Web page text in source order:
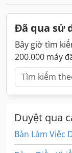
Đã qua sử
Bây giờ tìm
200.000 máy
Duyệt qua
Bàn Làm Việc